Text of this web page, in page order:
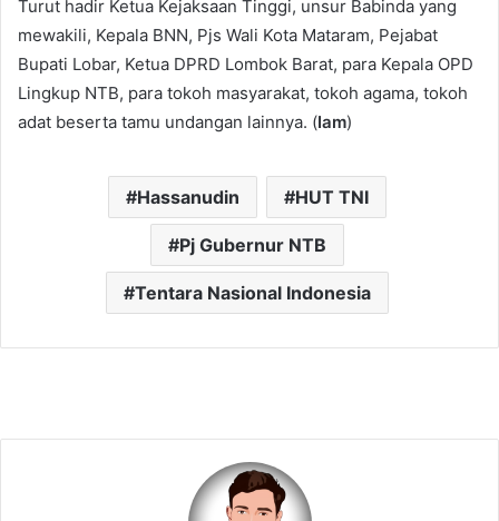
Turut hadir Ketua Kejaksaan Tinggi, unsur Babinda yang
mewakili, Kepala BNN, Pjs Wali Kota Mataram, Pejabat
Bupati Lobar, Ketua DPRD Lombok Barat, para Kepala OPD
Lingkup NTB, para tokoh masyarakat, tokoh agama, tokoh
adat beserta tamu undangan lainnya. (Iam)
Hassanudin HUT TNI
Pj Gubernur NTB
Tentara Nasional Indonesia